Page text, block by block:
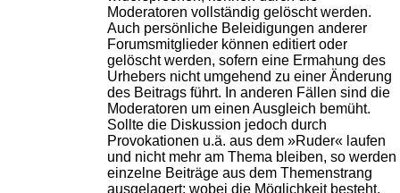
Moderatoren vollständig gelöscht werden.
Auch persönliche Beleidigungen anderer
Forumsmitglieder können editiert oder
gelöscht werden, sofern eine Ermahung des
Urhebers nicht umgehend zu einer Änderung
des Beitrags führt. In anderen Fällen sind die
Moderatoren um einen Ausgleich bemüht.
Sollte die Diskussion jedoch durch
Provokationen u.ä. aus dem »Ruder« laufen
und nicht mehr am Thema bleiben, so werden
einzelne Beiträge aus dem Themenstrang
ausgelagert; wobei die Möglichkeit besteht,